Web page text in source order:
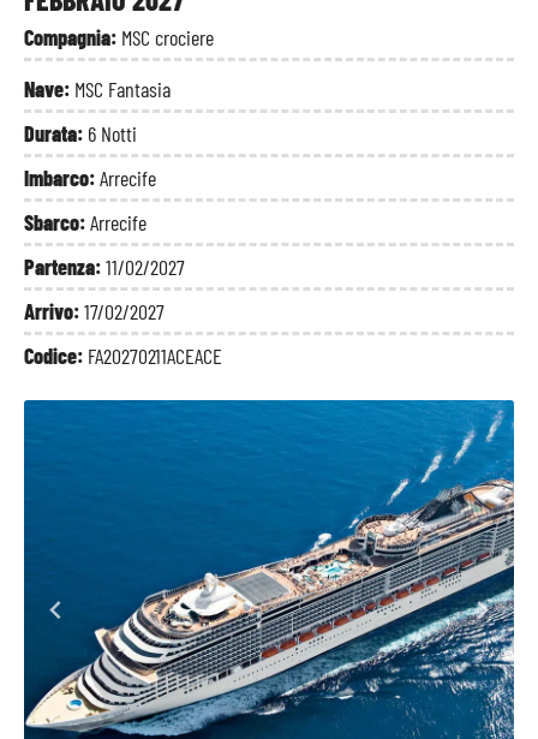
Compagnia: MSC crociere
Nave: MSC Fantasia
Durata: 6 Notti
Imbarco:Arrecife
Sbarco:Arrecife
Partenza:11/02/2027
Arrivo:17/02/2027
Codice: FA20270211ACEACE